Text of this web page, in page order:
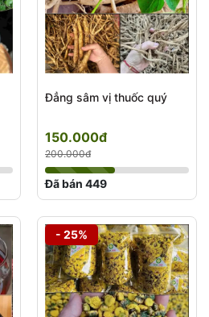
Đẳng sâm vị thuốc quý
150.000đ
200.000đ
Đã bán 449
- 25%